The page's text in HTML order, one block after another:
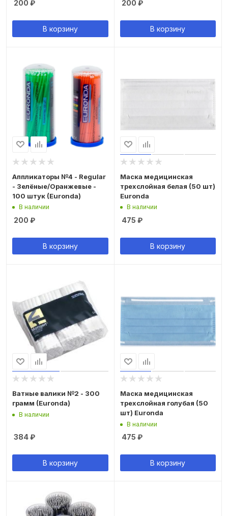
200 ₽
В корзину
200 ₽
В корзину
Аппликаторы №4 - Regular
- Зелёные/Оранжевые -
100 штук (Euronda)
В наличии
200 ₽
В корзину
Маска медицинская
трехслойная белая (50 шт)
Euronda
В наличии
475 ₽
В корзину
Ватные валики №2 - 300
грамм (Euronda)
В наличии
384₽
В корзину
Маска медицинская
трехслойная голубая (50
шт) Euronda
В наличии
475 ₽
В корзину